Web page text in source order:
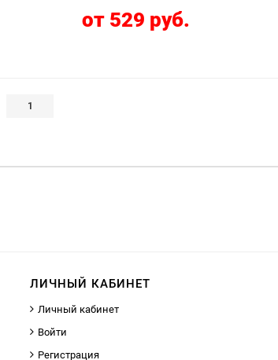
от 529 руб.
1
ЛИЧНЫЙ КАБИНЕТ
Личный кабинет
Войти
Регистрация